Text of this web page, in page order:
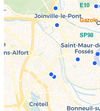
E10
Gazole
SP98